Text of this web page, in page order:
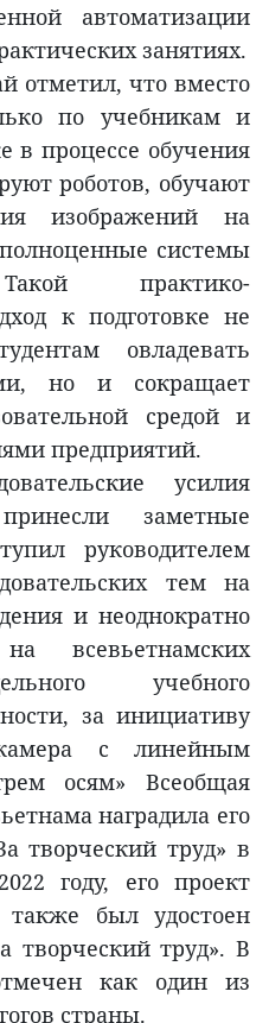
автоматизации
занятиях.
отметил, что вместо
по учебникам и
в процессе обучения
роботов, обучают
изображений на
системы
практико-
к подготовке не
овладевать
но и сокращает
средой и
предприятий.
усилия
заметные
руководителем
тем на
и неоднократно
всевьетнамских
учебного
за инициативу
камера с линейным
осям» Всеобщая
наградила его
творческий труд» в
году, его проект
также был удостоен
творческий труд». В
как один из
страны.